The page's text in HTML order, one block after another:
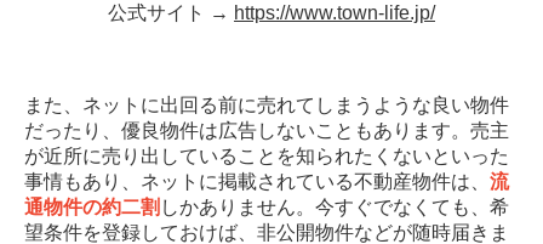
公式サイト → https://www.town-life.jp/
また、ネットに出回る前に売れてしまうような良い物件
だったり、優良物件は広告しないこともあります。売主
が近所に売り出していることを知られたくないといった
事情もあり、ネットに掲載されている不動産物件は、 流
通物件の約二割 しかありません。今すぐでなくても、希
望条件を登録しておけば、非公開物件などが随時届きま